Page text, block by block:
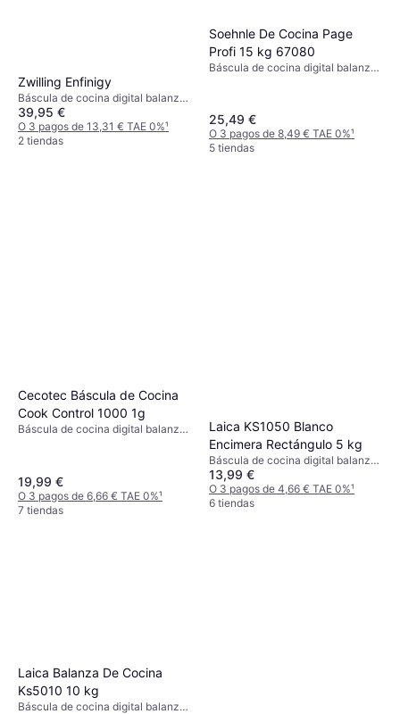
Zwilling Enfinigy
Báscula de cocina digital balanza
de cocina, Tara, Medida de
líquidos, Apagado automático,
Peso (máximo) 10kg, Otras
39,95 €
O 3 pagos de 13,31 € TAE 0%¹
2 tiendas
Soehnle De Cocina Page
Profi 15 kg 67080
Báscula de cocina digital balanza
Otras unidades de medida: Gramo
(g)
25,49 €
O 3 pagos de 8,49 € TAE 0%¹
5 tiendas
Cecotec Báscula de Cocina
Cook Control 1000 1g
Báscula de cocina digital balanza
Otras unidades de medida: Libra
(lb), Mililitro (ml), Onza (oz), Gramo
(g)
19,99 €
O 3 pagos de 6,66 € TAE 0%¹
7 tiendas
Laica KS1050 Blanco
Encimera Rectángulo 5 kg
Báscula de cocina digital balanza
de cocina, Tara, Peso (máximo)
5kg, Otras unidades de medida:
Gramo (g), Onza (oz)
13,99 €
O 3 pagos de 4,66 € TAE 0%¹
6 tiendas
Laica Balanza De Cocina
Ks5010 10 kg
Báscula de cocina digital balanza